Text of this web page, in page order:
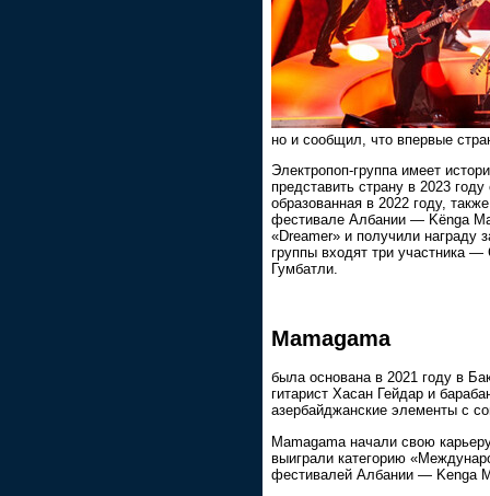
но и сообщил, что впервые
Электропоп-группа имеет
представить страну в 2023
образованная в 2022 году,
фестивале Албании — Kënga
«Dreamer» и получили награду
группы входят три участника
Гумбатли.
Mamagama
была основана в 2021 году в
гитарист Хасан Гейдар и
азербайджанские элементы с
Mamagama начали свою
выиграли категорию
фестивалей Албании — Kenga